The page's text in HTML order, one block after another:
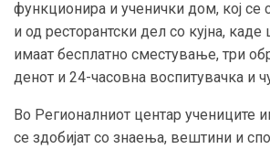
функционира и ученички дом, кој се
и од ресторантски дел со кујна,
имаат бесплатно сместување, три
денот и 24-часовна воспитувачка и
Во Регионалниот центар учениците
се здобијат со знаења, вештини и